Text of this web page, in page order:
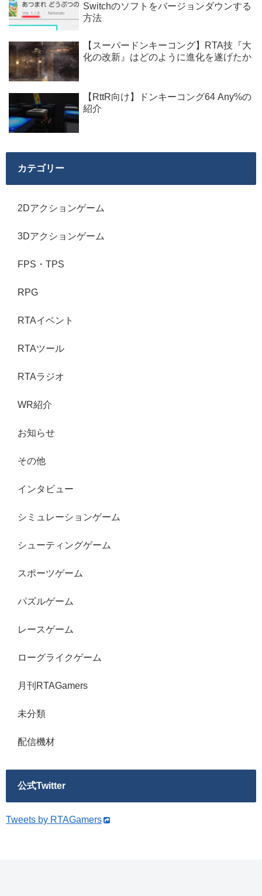
Switchのソフトをバージョンダウンする
方法
【スーパードンキーコング】RTA技『大
化の改新』はどのように進化を遂げたか
【RttR向け】ドンキーコング64 Any%の
紹介
カテゴリー
2Dアクションゲーム
3Dアクションゲーム
FPS・TPS
RPG
RTAイベント
RTAツール
RTAラジオ
WR紹介
お知らせ
その他
インタビュー
シミュレーションゲーム
シューティングゲーム
スポーツゲーム
パズルゲーム
レースゲーム
ローグライクゲーム
月刊RTAGamers
未分類
配信機材
公式Twitter
Tweets by RTAGamers